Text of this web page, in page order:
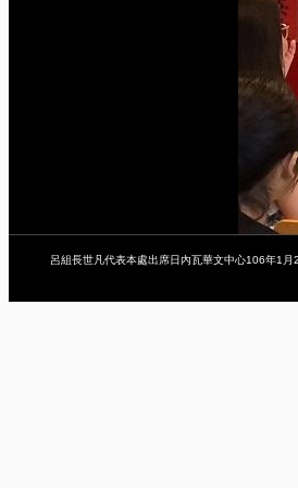
呂組長世凡代表本處出席日內瓦華文中心106年1